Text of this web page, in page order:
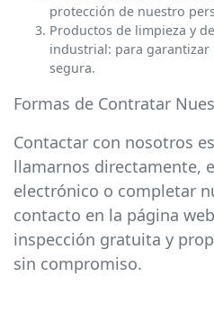
protección de nuestro
Productos de limpieza y
industrial: para
segura.
Formas de Contratar
Contactar con nosotros
llamarnos directamente,
electrónico o completar
contacto en la página
inspección gratuita y
sin compromiso.